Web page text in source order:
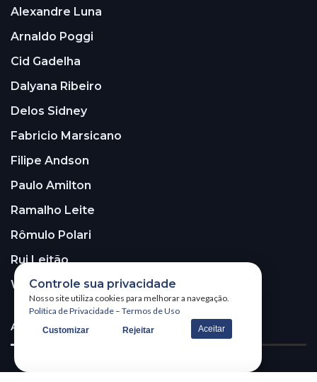
Alexandre Luna
Arnaldo Poggi
Cid Gadelha
Dalyana Ribeiro
Delos Sidney
Fabricio Marsicano
Filipe Andson
Paulo Amilton
Ramalho Leite
Rômulo Polari
Rui Leitão
Walter Santos
ASSINE A NOSSA NEWSLETTER!
Controle sua privacidade
Nosso site utiliza cookies para melhorar a navegação.
Política de Privacidade – Termos de Uso
Customizar Rejeitar Aceitar